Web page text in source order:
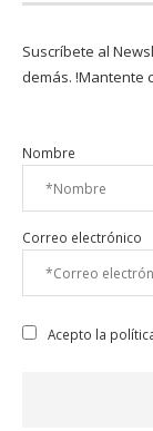
Suscríbete al
demás. !Mantente
Nombre
Correo electrónico
Acepto la